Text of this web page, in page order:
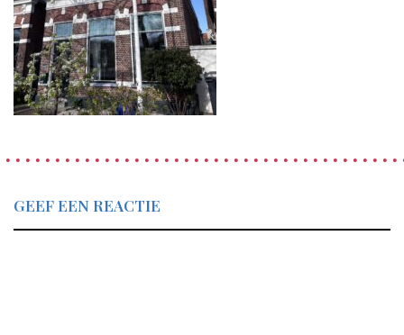
GEEF EEN REACTIE